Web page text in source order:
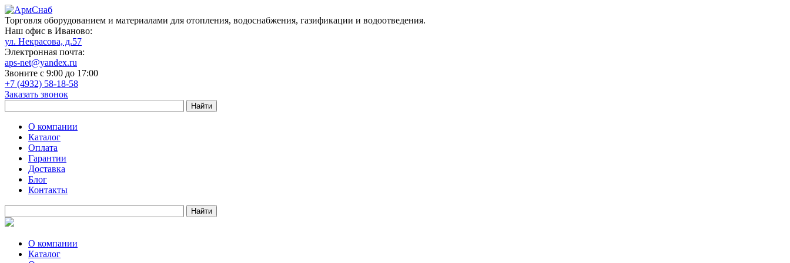
Торговля оборудованием и материалами для отопления, водоснабжения, газификации и водоотведения.
Наш офис в Иваново:
ул. Некрасова, д.57
Электронная почта:
aps-net@yandex.ru
Звоните с 9:00 до 17:00
+7 (4932) 58-18-58
Заказать звонок
О компании
Каталог
Оплата
Гарантии
Доставка
Блог
Контакты
О компании
Каталог